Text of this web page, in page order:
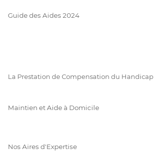
Guide des Aides 2024
La Prestation de Compensation du Handicap
Maintien et Aide à Domicile
Nos Aires d'Expertise